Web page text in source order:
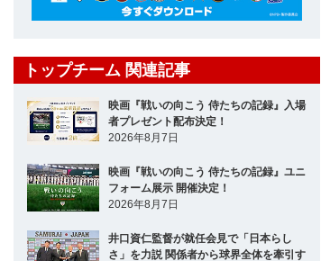
トップチーム 関連記事
映画『戦いの向こう 侍たちの記録』入場
者プレゼント配布決定！
2026年8月7日
映画『戦いの向こう 侍たちの記録』ユニ
フォーム展示 開催決定！
2026年8月7日
井口資仁監督が就任会見で「日本らし
さ」を力説 関係者から球界全体を牽引す